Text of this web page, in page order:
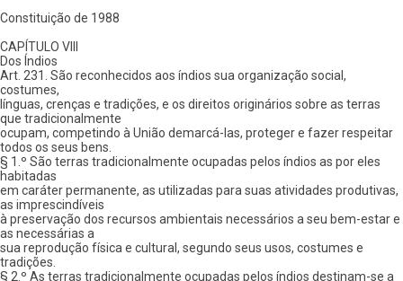
Constituição de 1988
CAPÍTULO VIII
Dos Índios
Art. 231. São reconhecidos aos índios sua organização social,
costumes,
línguas, crenças e tradições, e os direitos originários sobre as terras
que tradicionalmente
ocupam, competindo à União demarcá-las, proteger e fazer respeitar
todos os seus bens.
§ 1.º São terras tradicionalmente ocupadas pelos índios as por eles
habitadas
em caráter permanente, as utilizadas para suas atividades produtivas,
as imprescindíveis
à preservação dos recursos ambientais necessários a seu bem-estar e
as necessárias a
sua reprodução física e cultural, segundo seus usos, costumes e
tradições.
§ 2.º As terras tradicionalmente ocupadas pelos índios destinam-se a